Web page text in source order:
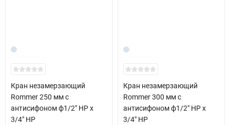
Кран незамерзающий
Rommer 250 мм с
антисифоном ф1/2" НР х
3/4" НР
Кран незамерзающий
Rommer 300 мм с
антисифоном ф1/2" НР х
3/4" НР